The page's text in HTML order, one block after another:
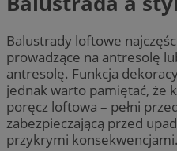
Balustrady loftowe
prowadzące na antresolę
antresolę. Funkcja
jednak warto pamiętać, że
poręcz loftowa – pełni
zabezpieczającą przed
przykrymi